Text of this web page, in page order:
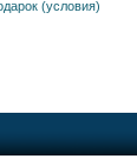
(условия)